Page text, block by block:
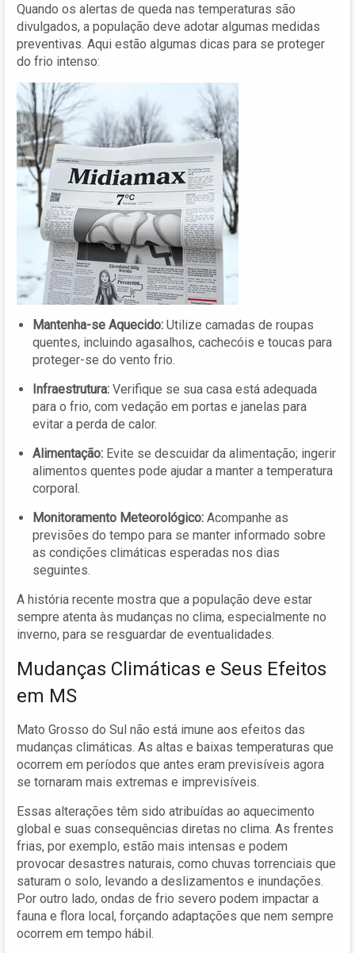
Quando os alertas de queda nas temperaturas são
divulgados, a população deve adotar algumas medidas
preventivas. Aqui estão algumas dicas para se proteger
do frio intenso:
Mantenha-se Aquecido: Utilize camadas de roupas
quentes, incluindo agasalhos, cachecóis e toucas para
proteger-se do vento frio.
Infraestrutura: Verifique se sua casa está adequada
para o frio, com vedação em portas e janelas para
evitar a perda de calor.
Alimentação: Evite se descuidar da alimentação; ingerir
alimentos quentes pode ajudar a manter a temperatura
corporal.
Monitoramento Meteorológico: Acompanhe as
previsões do tempo para se manter informado sobre
as condições climáticas esperadas nos dias
seguintes.
A história recente mostra que a população deve estar
sempre atenta às mudanças no clima, especialmente no
inverno, para se resguardar de eventualidades.
Mudanças Climáticas e Seus Efeitos
em MS
Mato Grosso do Sul não está imune aos efeitos das
mudanças climáticas. As altas e baixas temperaturas que
ocorrem em períodos que antes eram previsíveis agora
se tornaram mais extremas e imprevisíveis.
Essas alterações têm sido atribuídas ao aquecimento
global e suas consequências diretas no clima. As frentes
frias, por exemplo, estão mais intensas e podem
provocar desastres naturais, como chuvas torrenciais que
saturam o solo, levando a deslizamentos e inundações.
Por outro lado, ondas de frio severo podem impactar a
fauna e flora local, forçando adaptações que nem sempre
ocorrem em tempo hábil.